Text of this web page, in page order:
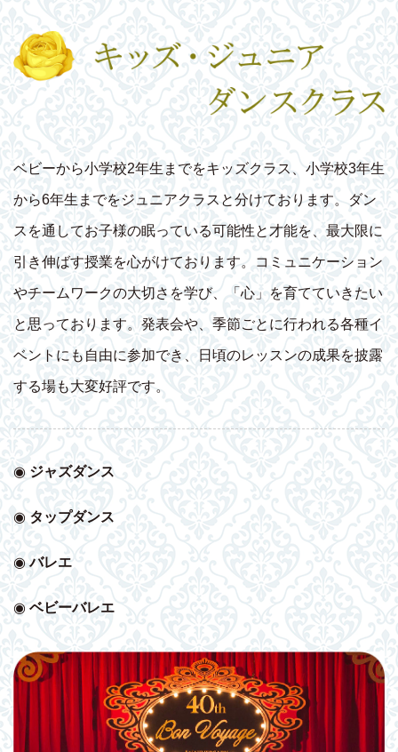
ベビーから小学校2年生までをキッズクラス、小学校3年生
から6年生までをジュニアクラスと分けております。ダン
スを通してお子様の眠っている可能性と才能を、最大限に
引き伸ばす授業を心がけております。コミュニケーション
やチームワークの大切さを学び、「心」を育てていきたい
と思っております。発表会や、季節ごとに行われる各種イ
ベントにも自由に参加でき、日頃のレッスンの成果を披露
する場も大変好評です。
◉ ジャズダンス
◉ タップダンス
◉バレエ
◉ベビーバレエ